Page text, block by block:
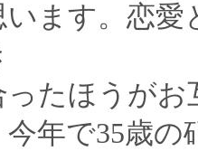
います。恋愛
ったほうがお
年で35歳の